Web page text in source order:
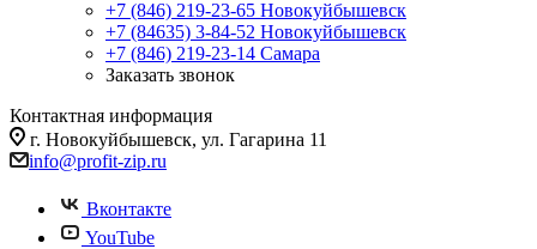
+7 (846) 219-23-65 Новокуйбышевск
+7 (84635) 3-84-52 Новокуйбышевск
+7 (846) 219-23-14 Самара
Заказать звонок
Контактная информация
г. Новокуйбышевск, ул. Гагарина 11
info@profit-zip.ru
Вконтакте
YouTube